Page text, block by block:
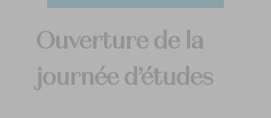
Ouverture de la
journée d’études